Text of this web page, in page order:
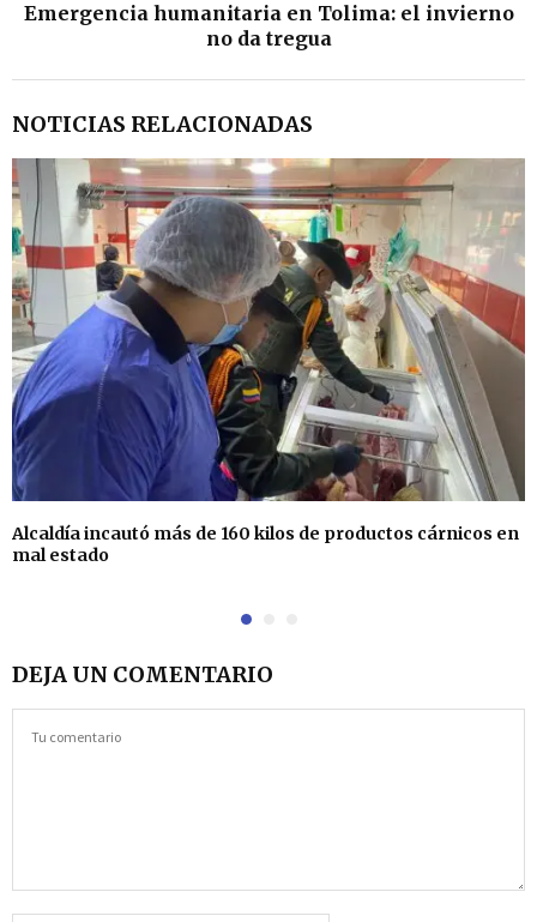
Emergencia humanitaria en Tolima: el invierno
no da tregua
NOTICIAS RELACIONADAS
Alcaldía incautó más de 160 kilos de productos cárnicos en
mal estado
DEJA UN COMENTARIO